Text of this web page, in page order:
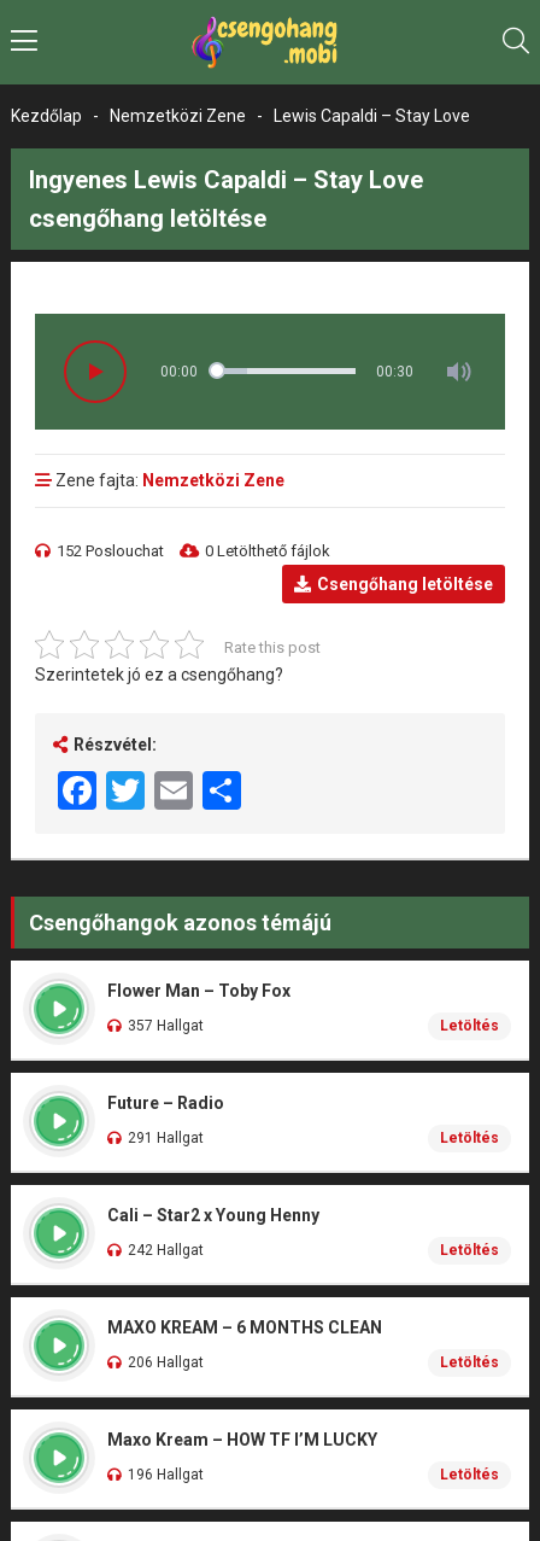
Kezdőlap - Nemzetközi Zene - Lewis Capaldi – Stay Love
Ingyenes Lewis Capaldi – Stay Love
csengőhang letöltése
00:00 00:30
Zene fajta: Nemzetközi Zene
152 Poslouchat 0 Letölthető fájlok
Csengőhang letöltése
Rate this post
Szerintetek jó ez a csengőhang?
Részvétel:
Facebook
Twitter
EmailShare
Csengőhangok azonos témájú
Flower Man – Toby Fox
357 Hallgat Letöltés
Future – Radio
291 Hallgat Letöltés
Cali – Star2 x Young Henny
242 Hallgat Letöltés
MAXO KREAM – 6 MONTHS CLEAN
206 Hallgat Letöltés
Maxo Kream – HOW TF I’M LUCKY
196 Hallgat Letöltés